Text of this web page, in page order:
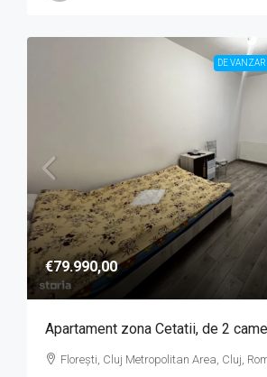
DE
€79.990,00
Apartament zona Cetatii, de 2
Florești, Cluj Metropolitan Area, Cluj,